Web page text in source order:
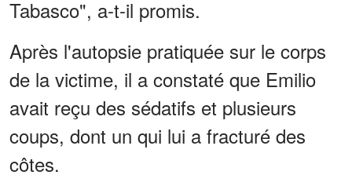
Tabasco", a-t-il promis.
Après l'autopsie pratiquée sur le corps
de la victime, il a constaté que Emilio
avait reçu des sédatifs et plusieurs
coups, dont un qui lui a fracturé des
côtes.